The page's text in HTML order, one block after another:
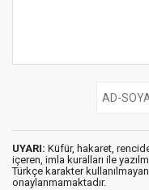
UYARI: Küfür, hakaret,
içeren, imla kuralları ile
Türkçe karakter
onaylanmamaktadır.